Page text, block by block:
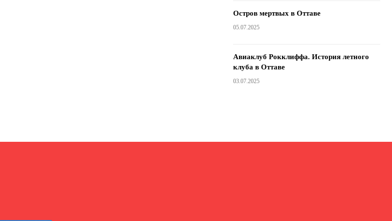
Остров мертвых в Оттаве
05.07.2025
Авиаклуб Рокклиффа. История летного
клуба в Оттаве
03.07.2025